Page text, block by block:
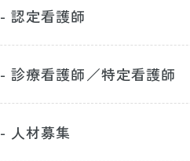
- 認定看護師
- 診療看護師／特定看護師
- 人材募集